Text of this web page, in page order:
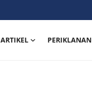
ARTIKEL PERIKLANAN